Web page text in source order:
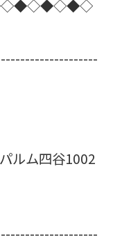
ルム四谷1002